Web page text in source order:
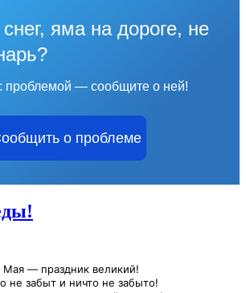
яма на дороге, не
проблемой — сообщите о ней!
о проблеме
Мая — праздник великий!
не забыт и ничто не забыто!